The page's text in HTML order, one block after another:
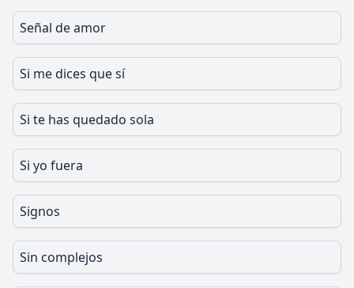
Señal de amor
Si me dices que sí
Si te has quedado sola
Si yo fuera
Signos
Sin complejos